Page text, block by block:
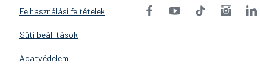
Felhasználási feltételek
Süti beállítások
Adatvédelem